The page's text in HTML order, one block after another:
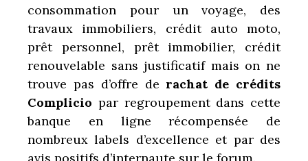
consommation pour un voyage, des
travaux immobiliers, crédit auto moto,
prêt personnel, prêt immobilier, crédit
renouvelable sans justificatif mais on ne
trouve pas d’offre de rachat de crédits
Complicio par regroupement dans cette
banque en ligne récompensée de
nombreux labels d’excellence et par des
avis positifs d’internaute sur le forum.